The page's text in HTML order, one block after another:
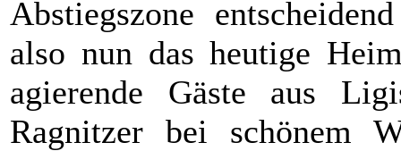
Abstiegszone
also nun das heutige
agierende Gäste aus
Ragnitzer bei schönem